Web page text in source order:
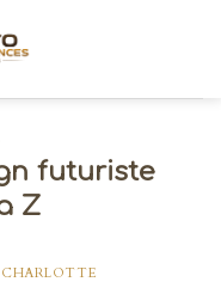
futuriste
Z
CHARLOTTE